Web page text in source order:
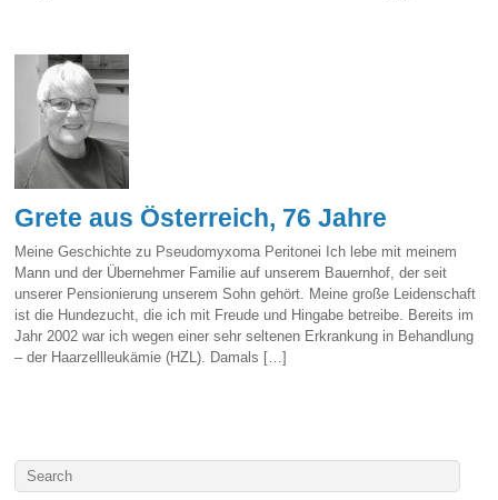
Grete aus Österreich, 76 Jahre
Meine Geschichte zu Pseudomyxoma Peritonei Ich lebe mit meinem
Mann und der Übernehmer Familie auf unserem Bauernhof, der seit
unserer Pensionierung unserem Sohn gehört. Meine große Leidenschaft
ist die Hundezucht, die ich mit Freude und Hingabe betreibe. Bereits im
Jahr 2002 war ich wegen einer sehr seltenen Erkrankung in Behandlung
– der Haarzellleukämie (HZL). Damals […]